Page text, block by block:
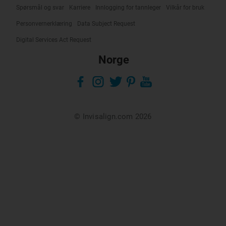
Spørsmål og svar Karriere Innlogging for tannleger Vilkår for bruk
Personvernerklæring Data Subject Request
Digital Services Act Request
Norge
© Invisalign.com 2026